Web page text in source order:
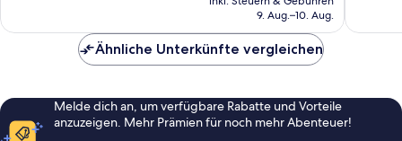
beträgt
9. Aug.–10. Aug.
Ähnliche Unterkünfte vergleichen
Melde dich an, um verfügbare Rabatte und Vorteile
anzuzeigen. Mehr Prämien für noch mehr Abenteuer!